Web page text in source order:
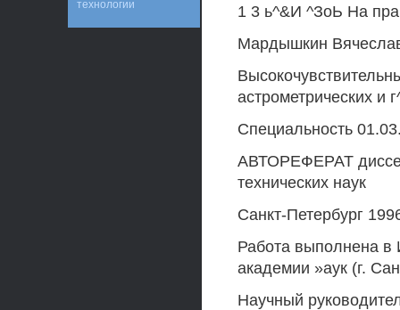
1 3 ь^&И ^ЗоЬ На
Мардышкин
астрометрических и
Специальность
АВТОРЕФЕРАТ
технических наук
Санкт-Петербург
Работа выполнена в
академии »аук (г.
Научный
технологии